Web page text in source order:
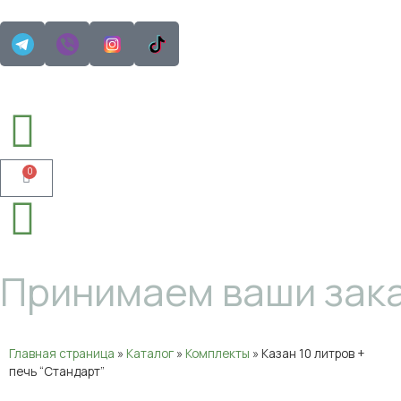
0
Принимаем ваши
Главная страница » Каталог » Комплекты » Казан 10 литров +
печь “Стандарт”